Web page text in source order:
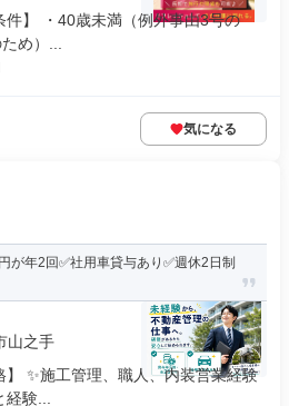
件】 ・40歳未満（例外事由3号の
め）...
気になる
が年2回✅社用車貸与あり✅週休2日制
山之手
】 ✨施工管理、職人、内装営業経験
験...